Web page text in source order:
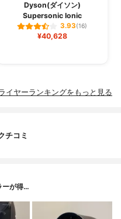
Dyson(ダイソン)
Supersonic Ionic
3.93(16)
¥40,628
イヤーランキングをもっと見る
チコミ
ーが得…